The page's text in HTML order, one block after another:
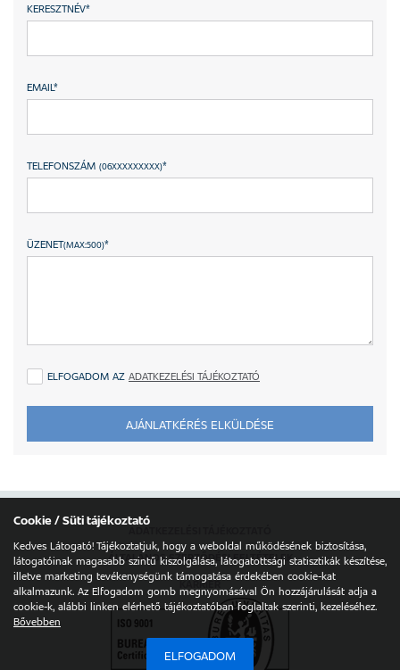
Cookie / Süti tájékoztató
Kedves Látogató! Tájékoztatjuk, hogy a weboldal működésének biztosítása,
látogatóinak magasabb szintű kiszolgálása, látogatottsági statisztikák készítése,
illetve marketing tevékenységünk támogatása érdekében cookie-kat
alkalmazunk. Az Elfogadom gomb megnyomásával Ön hozzájárulását adja a
cookie-k, alábbi linken elérhető tájékoztatóban foglaltak szerinti, kezeléséhez.
Bővebben
ELFOGADOM
KERESZTNÉV*
EMAIL*
TELEFONSZÁM (06XXXXXXXXX)*
ÜZENET(MAX:500)*
ELFOGADOM AZ ADATKEZELÉSI TÁJÉKOZTATÓ
AJÁNLATKÉRÉS ELKÜLDÉSE
ÁLTALÁNOS SZERZŐDÉSI FELTÉTELEK
KARRIER